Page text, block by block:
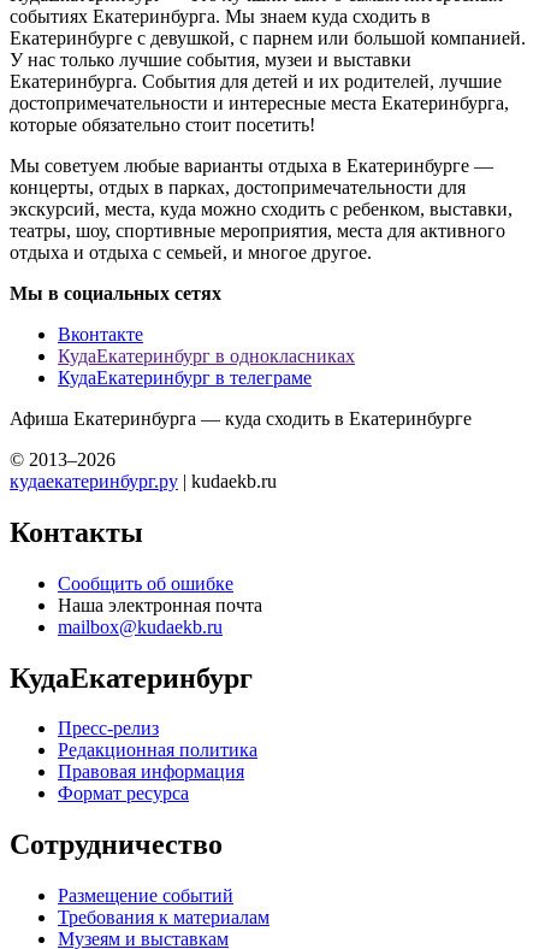
событиях Екатеринбурга. Мы знаем куда сходить в
Екатеринбурге с девушкой, с парнем или большой компанией.
У нас только лучшие события, музеи и выставки
Екатеринбурга. События для детей и их родителей, лучшие
достопримечательности и интересные места Екатеринбурга,
которые обязательно стоит посетить!
Мы советуем любые варианты отдыха в Екатеринбурге —
концерты, отдых в парках, достопримечательности для
экскурсий, места, куда можно сходить с ребенком, выставки,
театры, шоу, спортивные мероприятия, места для активного
отдыха и отдыха с семьей, и многое другое.
Мы в социальных сетях
Вконтакте
КудаЕкатеринбург в однокласниках
КудаЕкатеринбург в телеграме
Афиша Екатеринбурга — куда сходить в Екатеринбурге
© 2013–2026
кудаекатеринбург.ру | kudaekb.ru
Контакты
Сообщить об ошибке
Наша электронная почта
mailbox@kudaekb.ru
КудаЕкатеринбург
Пресс-релиз
Редакционная политика
Правовая информация
Формат ресурса
Сотрудничество
Размещение событий
Требования к материалам
Музеям и выставкам